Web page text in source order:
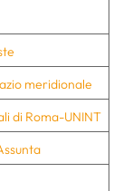
meridionale
di Roma-UNINT